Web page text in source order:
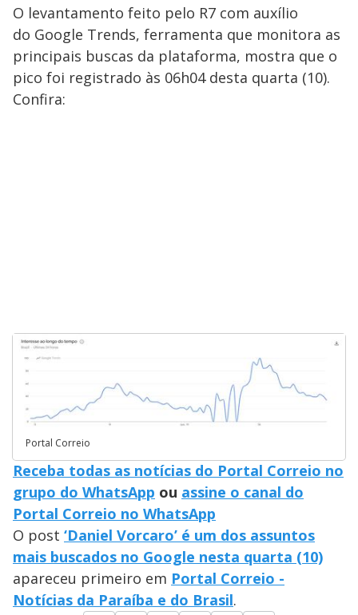
O levantamento feito pelo R7 com auxílio
do Google Trends, ferramenta que monitora as
principais buscas da plataforma, mostra que o
pico foi registrado às 06h04 desta quarta (10).
Confira:
Portal Correio
Receba todas as notícias do Portal Correio no
grupo do WhatsApp ou assine o canal do
Portal Correio no WhatsApp
O post ‘Daniel Vorcaro’ é um dos assuntos
mais buscados no Google nesta quarta (10)
apareceu primeiro em Portal Correio -
Notícias da Paraíba e do Brasil.